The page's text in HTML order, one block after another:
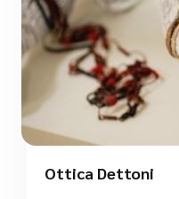
Ottica Dettoni